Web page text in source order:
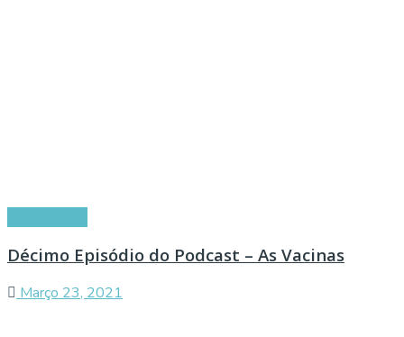
Décimo Episódio do Podcast – As Vacinas
Março 23, 2021